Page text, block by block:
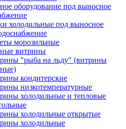
оборудование под выносное
холодильные под выносное
морозильные
витрины
"рыба на льду" (витрины
кондитерские
низкотемпературные
холодильные и тепловые
холодильные открытые
холодильные